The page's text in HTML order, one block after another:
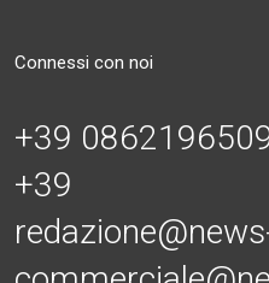
Connessi con noi
+39
+39